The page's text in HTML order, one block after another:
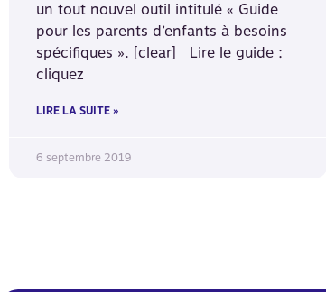
un tout nouvel outil intitulé « Guide
pour les parents d’enfants à besoins
spécifiques ». [clear] Lire le guide :
cliquez
LIRE LA SUITE »
6 septembre 2019